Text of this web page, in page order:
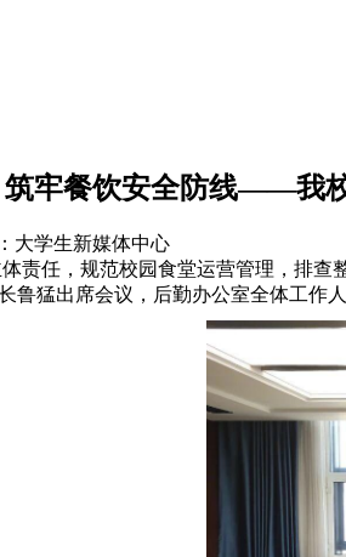
筑牢餐饮安全防线——我
大学生新媒体中心
责任，规范校园食堂运营管理，排查
鲁猛出席会议，后勤办公室全体工作